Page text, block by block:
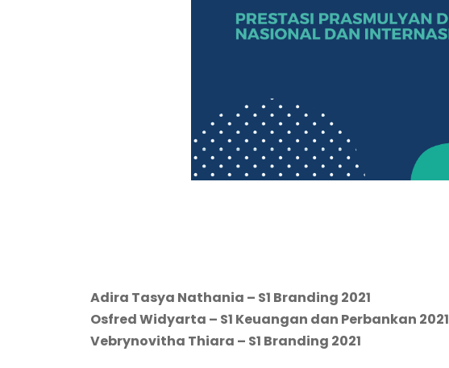
Adira Tasya Nathania – S1 Branding 2021
Osfred Widyarta – S1 Keuangan dan Perbankan 2021
Vebrynovitha Thiara – S1 Branding 2021